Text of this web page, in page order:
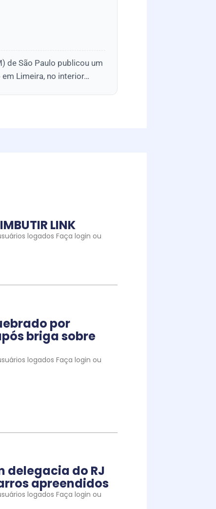
de São Paulo publicou um
Limeira, no interior…
LINK
logados Faça login ou
por
briga sobre
logados Faça login ou
delegacia do RJ
apreendidos
logados Faça login ou